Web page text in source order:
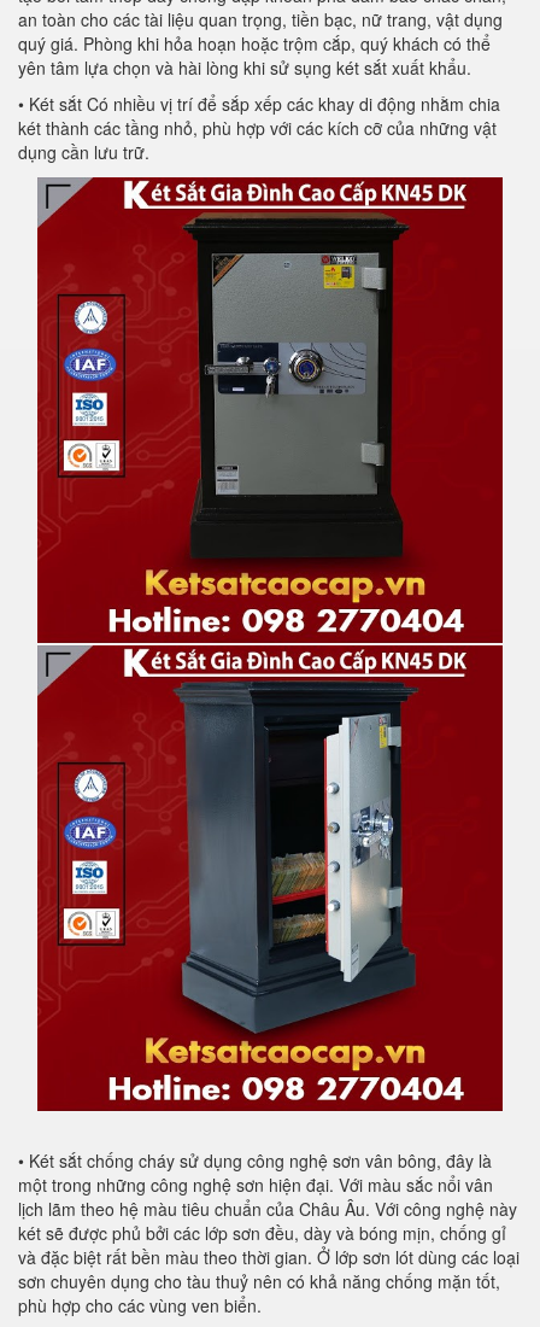
an toàn cho các tài liệu quan trọng, tiền bạc, nữ trang, vật dụng
quý giá. Phòng khi hỏa hoạn hoặc trộm cắp, quý khách có thể
yên tâm lựa chọn và hài lòng khi sử sụng két sắt xuất khẩu.
• Két sắt Có nhiều vị trí để sắp xếp các khay di động nhằm chia
két thành các tầng nhỏ, phù hợp với các kích cỡ của những vật
dụng cần lưu trữ.
• Két sắt chống cháy sử dụng công nghệ sơn vân bông, đây là
một trong những công nghệ sơn hiện đại. Với màu sắc nổi vân
lịch lãm theo hệ màu tiêu chuẩn của Châu Âu. Với công nghệ này
két sẽ được phủ bởi các lớp sơn đều, dày và bóng mịn, chống gỉ
và đặc biệt rất bền màu theo thời gian. Ở lớp sơn lót dùng các loại
sơn chuyên dụng cho tàu thuỷ nên có khả năng chống mặn tốt,
phù hợp cho các vùng ven biển.